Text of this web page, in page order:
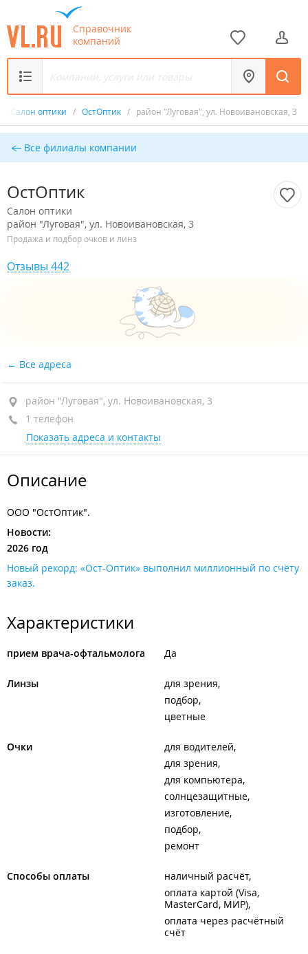
Справочник
компаний
Салон оптики / ОстОптик / район "Луговая", ул. Новоивановская, 3
Все филиалы компании
ОстОптик
Салон оптики
район "Луговая", ул. Новоивановская, 3
Продажа и подбор очков и линз
Отзывы 442
Все адреса
район "Луговая", ул. Новоивановская, 3
1 телефон
Показать адреса и контакты
Описание
ООО "ОстОптик".
Новости:
2026 год
Новый рекорд: «Ост-Оптик» выполнил миллионный по счёту
заказ.
Характеристики
прием врача-офтальмолога Да
Линзы
для зрения
подбор
цветные
Очки
для водителей
для зрения
для компьютера
солнцезащитные
изготовление
подбор
ремонт
Способы оплаты
наличный расчёт
оплата картой (Visa,
MasterCard, МИР)
оплата через расчётный
счёт